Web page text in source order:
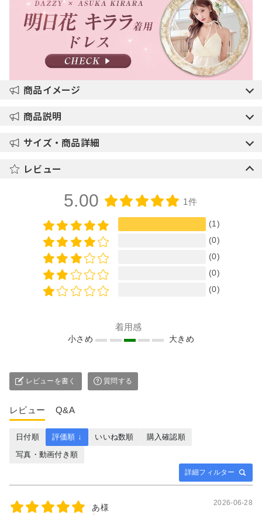
商品イメージ
商品説明
サイズ・商品詳細
レビュー
5.00 1件
(1)
(0)
(0)
(0)
(0)
着用感
小さめ 大きめ
レビューを書く 質問する
レビュー Q&A
詳細フィルター
日付順 評価順 ↓ いいね数順
購入確認順
写真・動画付き順
あ様 2026-06-28